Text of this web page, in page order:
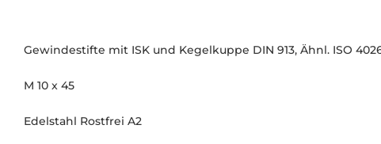
Gewindestifte mit ISK und Kegelkuppe DIN 913, Ähnl. ISO
M 10 x 45
Edelstahl Rostfrei A2